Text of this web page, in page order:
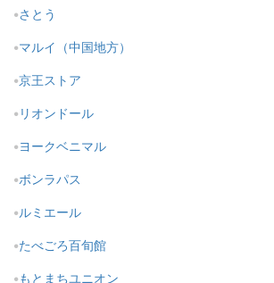
さとう
マルイ（中国地方）
京王ストア
リオンドール
ヨークベニマル
ボンラパス
ルミエール
たべごろ百旬館
もとまちユニオン